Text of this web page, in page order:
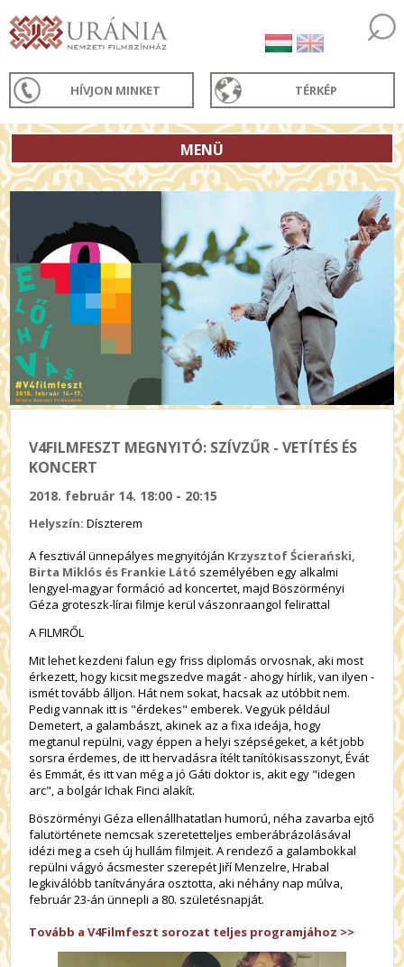
HÍVJON MINKET TÉRKÉP
MENÜ
V4FILMFESZT MEGNYITÓ: SZÍVZŰR - VETÍTÉS ÉS
KONCERT
2018. február 14. 18:00 - 20:15
Helyszín:Díszterem
A fesztivál ünnepályes megnyitóján Krzysztof Ścierański,
Birta Miklós és Frankie Látó személyében egy alkalmi
lengyel-magyar formáció ad koncertet, majd Böszörményi
Géza groteszk-lírai filmje kerül vászonraangol felirattal
A FILMRŐL
Mit lehet kezdeni falun egy friss diplomás orvosnak, aki most
érkezett, hogy kicsit megszedve magát - ahogy hírlik, van ilyen -
ismét tovább álljon. Hát nem sokat, hacsak az utóbbit nem.
Pedig vannak itt is "érdekes" emberek. Vegyük például
Demetert, a galambászt, akinek az a fixa ideája, hogy
megtanul repülni, vagy éppen a helyi szépségeket, a két jobb
sorsra érdemes, de itt hervadásra ítélt tanítókisasszonyt, Évát
és Emmát, és itt van még a jó Gáti doktor is, akit egy "idegen
arc", a bolgár Ichak Finci alakít.
Böszörményi Géza ellenállhatatlan humorú, néha zavarba ejtő
falutörténete nemcsak szeretetteljes emberábrázolásával
idézi meg a cseh új hullám filmjeit. A rendező a galambokkal
repülni vágyó ácsmester szerepét Jiří Menzelre, Hrabal
legkiválóbb tanítványára osztotta, aki néhány nap múlva,
február 23-án ünnepli a 80. születésnapját.
Tovább a V4Filmfeszt sorozat teljes programjához >>